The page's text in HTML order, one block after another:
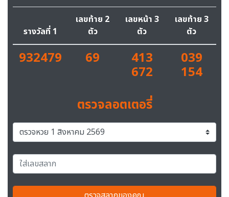
รางวัลที่ 1
เลขท้าย 2
ตัว
เลขหน้า 3
ตัว
เลขท้าย 3
ตัว
932479 69 413
672
039
154
ตรวจลอตเตอรี่